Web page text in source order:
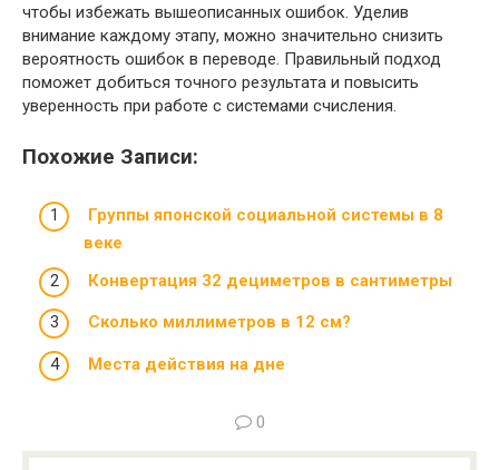
чтобы избежать вышеописанных ошибок. Уделив
внимание каждому этапу, можно значительно снизить
вероятность ошибок в переводе. Правильный подход
поможет добиться точного результата и повысить
уверенность при работе с системами счисления.
Похожие Записи:
Группы японской социальной системы в 8
веке
Конвертация 32 дециметров в сантиметры
Сколько миллиметров в 12 см?
Места действия на дне
0